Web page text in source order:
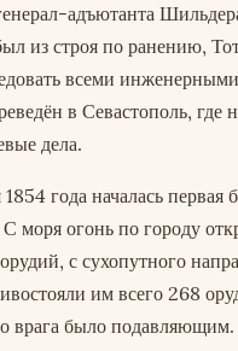
адъютанта
из строя по ранению,
всеми
в Севастополь, где
дела.
1854 года началась первая
С моря огонь по городу
с сухопутного
им всего 268
врага было подавляющим.